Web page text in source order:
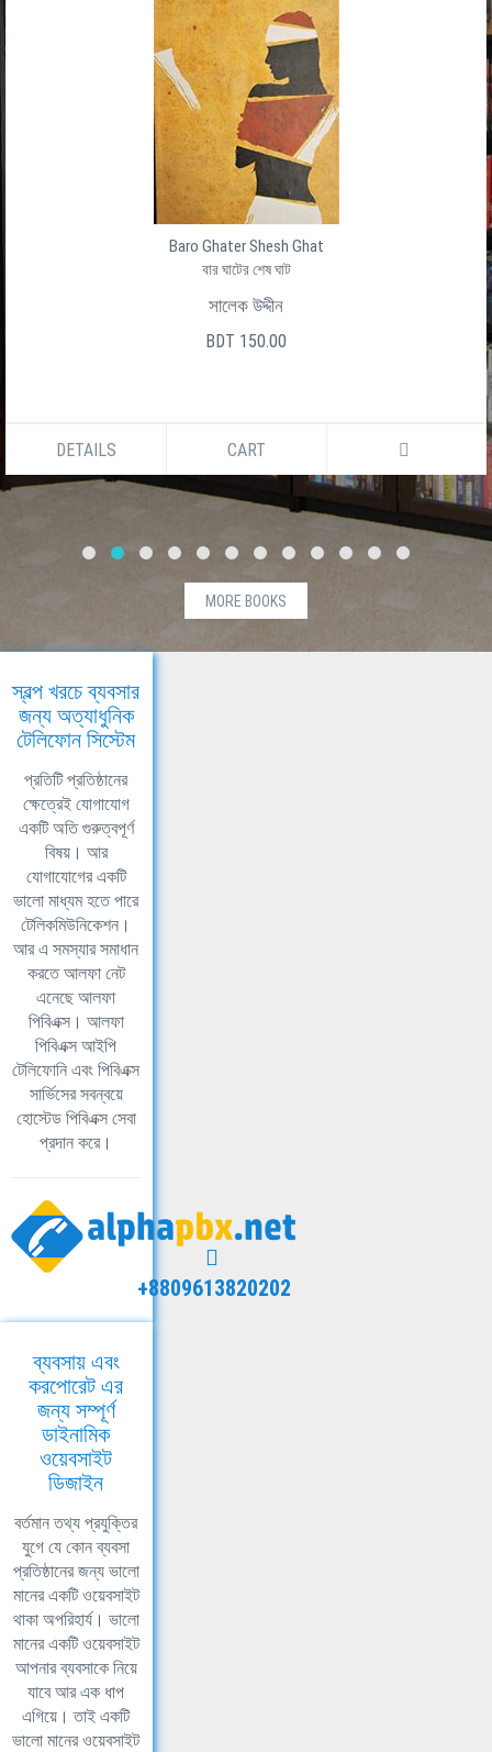
Baro Ghater Shesh Ghat
বার ঘাটের শেষ ঘাট
সালেক উদ্দীন
BDT 150.00
DETAILS CART
MORE BOOKS
স্বল্প খরচে ব্যবসার
জন্য অত্যাধুনিক
টেলিফোন সিস্টেম
প্রতিটি প্রতিষ্ঠানের
ক্ষেত্রেই যোগাযোগ
একটি অতি গুরুত্বপূর্ণ
বিষয়। আর
যোগাযোগের একটি
ভালো মাধ্যম হতে পারে
টেলিকমিউনিকেশন।
আর এ সমস্যার সমাধান
করতে আলফা নেট
এনেছে আলফা
পিবিএক্স। আলফা
পিবিএক্স আইপি
টেলিফোনি এবং পিবিএক্স
সার্ভিসের সবন্বয়ে
হোস্টেড পিবিএক্স সেবা
প্রদান করে।
+8809613820202
ব্যবসায় এবং
করপোরেট এর
জন্য সম্পূর্ণ
ডাইনামিক
ওয়েবসাইট
ডিজাইন
বর্তমান তথ্য প্রযুক্তির
যুগে যে কোন ব্যবসা
প্রতিষ্ঠানের জন্য ভালো
মানের একটি ওয়েবসাইট
থাকা অপরিহার্য। ভালো
মানের একটি ওয়েবসাইট
আপনার ব্যবসাকে নিয়ে
যাবে আর এক ধাপ
এগিয়ে। তাই একটি
ভালো মানের ওয়েবসাইট